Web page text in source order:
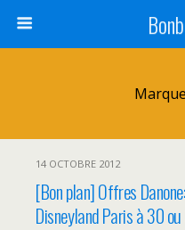
14 OCTOBRE 2012
[Bon plan] Offres
Disneyland Paris à 30